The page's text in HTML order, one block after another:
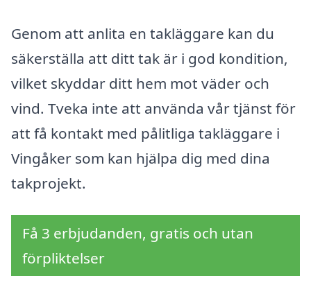
Genom att anlita en takläggare kan du
säkerställa att ditt tak är i god kondition,
vilket skyddar ditt hem mot väder och
vind. Tveka inte att använda vår tjänst för
att få kontakt med pålitliga takläggare i
Vingåker som kan hjälpa dig med dina
takprojekt.
Få 3 erbjudanden, gratis och utan
förpliktelser